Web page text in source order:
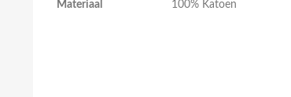
Materiaal 100% Katoen